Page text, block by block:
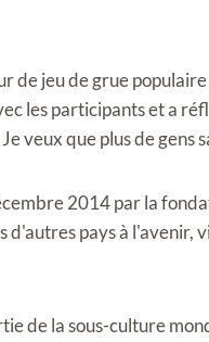
de jeu de grue
les participants et a
veux que plus de gens
2014 par la
pays à l'avenir,
de la sous-culture